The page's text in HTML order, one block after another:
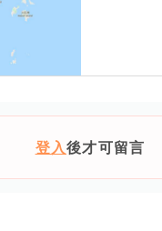
登入後才可留言